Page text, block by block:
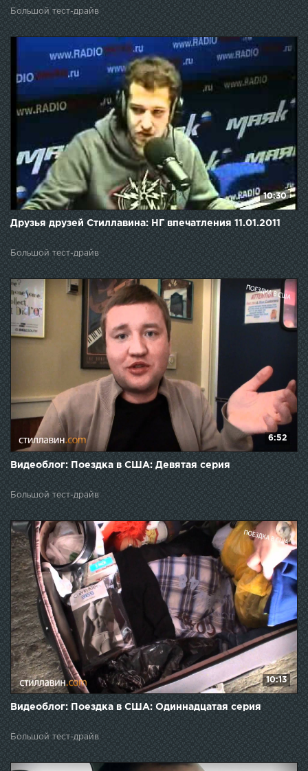
Большой тест-драйв
10:30
Друзья друзей Стиллавина: НГ впечатления 11.01.2011
Большой тест-драйв
6:52
Видеоблог: Поездка в США: Девятая серия
Большой тест-драйв
10:13
Видеоблог: Поездка в США: Одиннадцатая серия
Большой тест-драйв